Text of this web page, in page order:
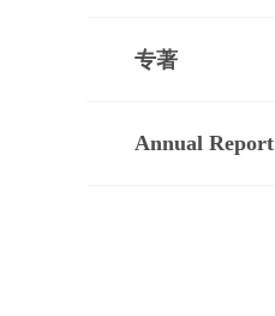
专著
Annual Report